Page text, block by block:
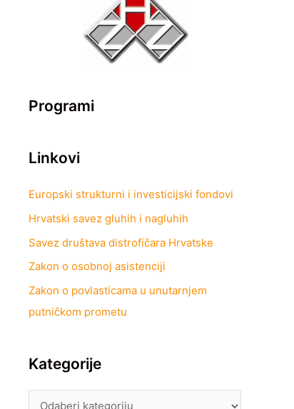
Programi
Linkovi
Europski strukturni i investicijski fondovi
Hrvatski savez gluhih i nagluhih
Savez društava distrofičara Hrvatske
Zakon o osobnoj asistenciji
Zakon o povlasticama u unutarnjem
putničkom prometu
Kategorije